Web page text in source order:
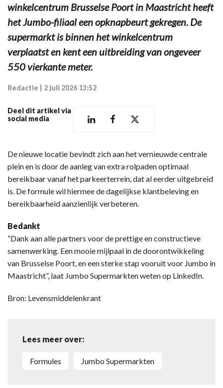
winkelcentrum Brusselse Poort in Maastricht heeft
het Jumbo-filiaal een opknapbeurt gekregen. De
supermarkt is binnen het winkelcentrum
verplaatst en kent een uitbreiding van ongeveer
550 vierkante meter.
Redactie 2 juli 2026 13:52
Deel dit artikel via
social media
De nieuwe locatie bevindt zich aan het vernieuwde centrale
plein en is door de aanleg van extra rolpaden optimaal
bereikbaar vanaf het parkeerterrein, dat al eerder uitgebreid
is. De formule wil hiermee de dagelijkse klantbeleving en
bereikbaarheid aanzienlijk verbeteren.
Bedankt
“Dank aan alle partners voor de prettige en constructieve
samenwerking. Een mooie mijlpaal in de doorontwikkeling
van Brusselse Poort, en een sterke stap vooruit voor Jumbo in
Maastricht”, laat Jumbo Supermarkten weten op LinkedIn.
Bron: Levensmiddelenkrant
Lees meer over:
Formules Jumbo Supermarkten